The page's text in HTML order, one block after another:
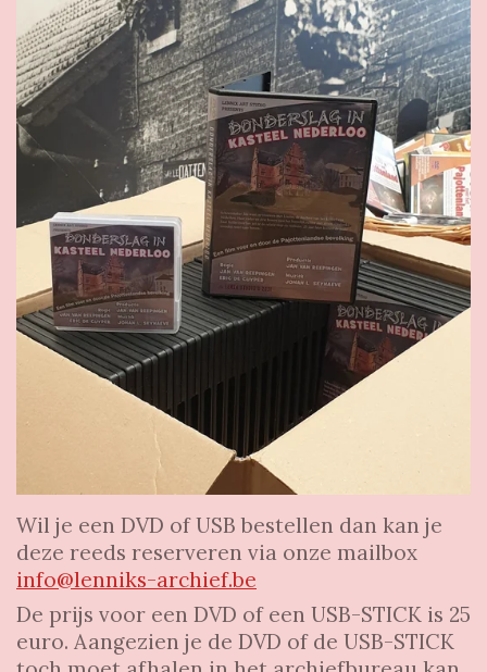
Wil je een DVD of USB bestellen dan kan je
deze reeds reserveren via onze mailbox
info@lenniks-archief.be
De prijs voor een DVD of een USB-STICK is 25
euro. Aangezien je de DVD of de USB-STICK